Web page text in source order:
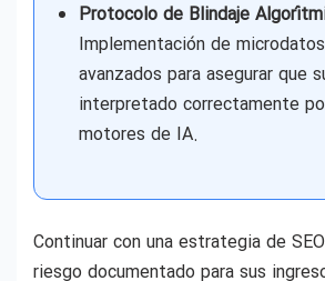
Protocolo de Blindaje
Implementación de microdatos
avanzados para asegurar que
interpretado correctamente
motores de IA.
Continuar con una estrategia de
riesgo documentado para sus